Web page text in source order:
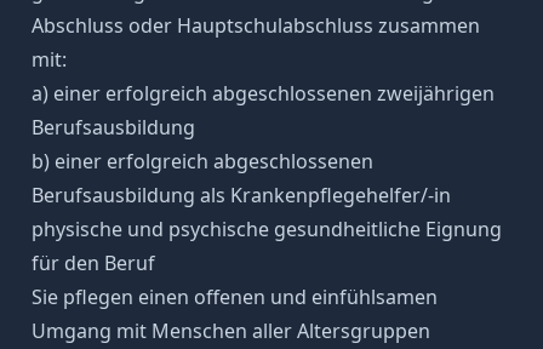
Abschluss oder Hauptschulabschluss zusammen
mit:
a) einer erfolgreich abgeschlossenen zweijährigen
Berufsausbildung
b) einer erfolgreich abgeschlossenen
Berufsausbildung als Krankenpflegehelfer/-in
physische und psychische gesundheitliche Eignung
für den Beruf
Sie pflegen einen offenen und einfühlsamen
Umgang mit Menschen aller Altersgruppen